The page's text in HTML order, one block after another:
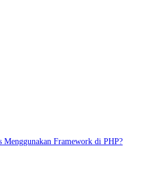
Menggunakan Framework di PHP?